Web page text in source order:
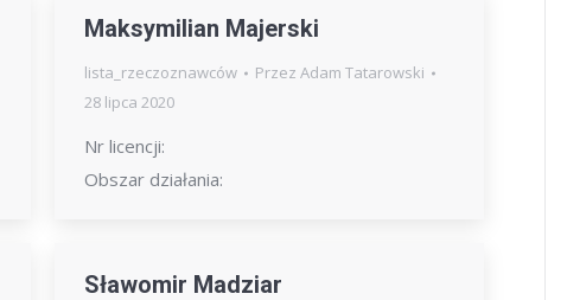
Maksymilian Majerski
lista_rzeczoznawców Przez Adam Tatarowski
28 lipca 2020
Nr licencji:
Obszar działania:
Sławomir Madziar